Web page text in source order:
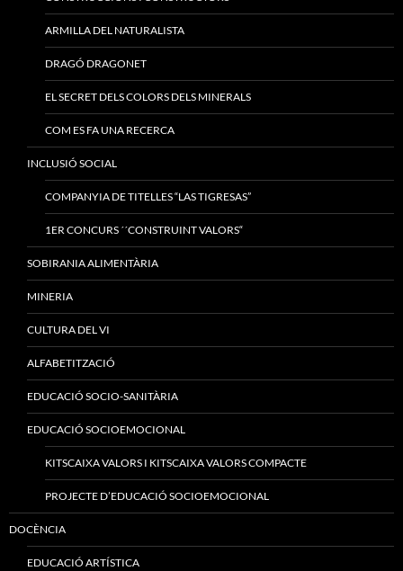
ARMILLA DEL NATURALISTA
DRAGÓ DRAGONET
EL SECRET DELS COLORS DELS MINERALS
COM ES FA UNA RECERCA
INCLUSIÓ SOCIAL
COMPANYIA DE TITELLES “LAS TIGRESAS”
1ER CONCURS ´´CONSTRUINT VALORS“
SOBIRANIA ALIMENTÀRIA
MINERIA
CULTURA DEL VI
ALFABETITZACIÓ
EDUCACIÓ SOCIO-SANITÀRIA
EDUCACIÓ SOCIOEMOCIONAL
KITSCAIXA VALORS I KITSCAIXA VALORS COMPACTE
PROJECTE D’EDUCACIÓ SOCIOEMOCIONAL
DOCÈNCIA
EDUCACIÓ ARTÍSTICA